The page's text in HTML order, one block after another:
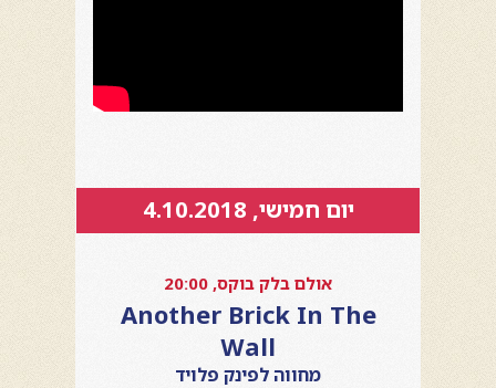
יום חמישי, 4.10.2018
אולם בלק בוקס, 20:00
Another Brick In The
Wall
מחווה לפינק פלויד